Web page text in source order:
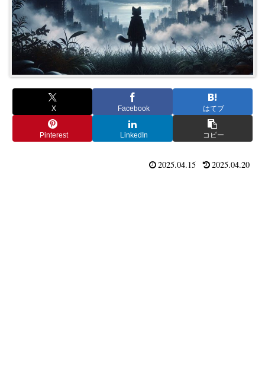
X Facebook はてブ
Pinterest LinkedIn コピー
2025.04.15 2025.04.20